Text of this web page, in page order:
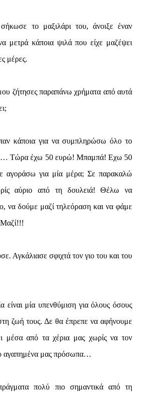
το μαξιλάρι του, άνοιξε έναν
μετρά κάποια ψιλά που είχε μαζέψει
μέρες.
ζήτησες παραπάνω χρήματα από αυτά
κάποια για να συμπληρώσω όλο το
Τώρα έχω 50 ευρώ! Μπαμπά! Εχω 50
για μία μέρα; Σε παρακαλώ
αύριο από τη δουλειά! Θέλω να
να δούμε μαζί τηλεόραση και να φάμε
Μαζί!!!
Αγκάλιασε σφιχτά τον γιο του και του
είναι μία υπενθύμιση για όλους όσους
ζωή τους. Δε θα έπρεπε να αφήνουμε
μέσα από τα χέρια μας χωρίς να τον
αγαπημένα μας πρόσωπα…
πολύ πιο σημαντικά από τη